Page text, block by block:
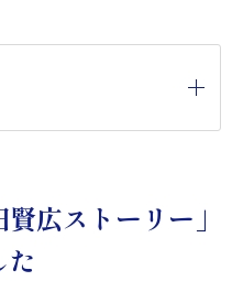
広ストーリー」